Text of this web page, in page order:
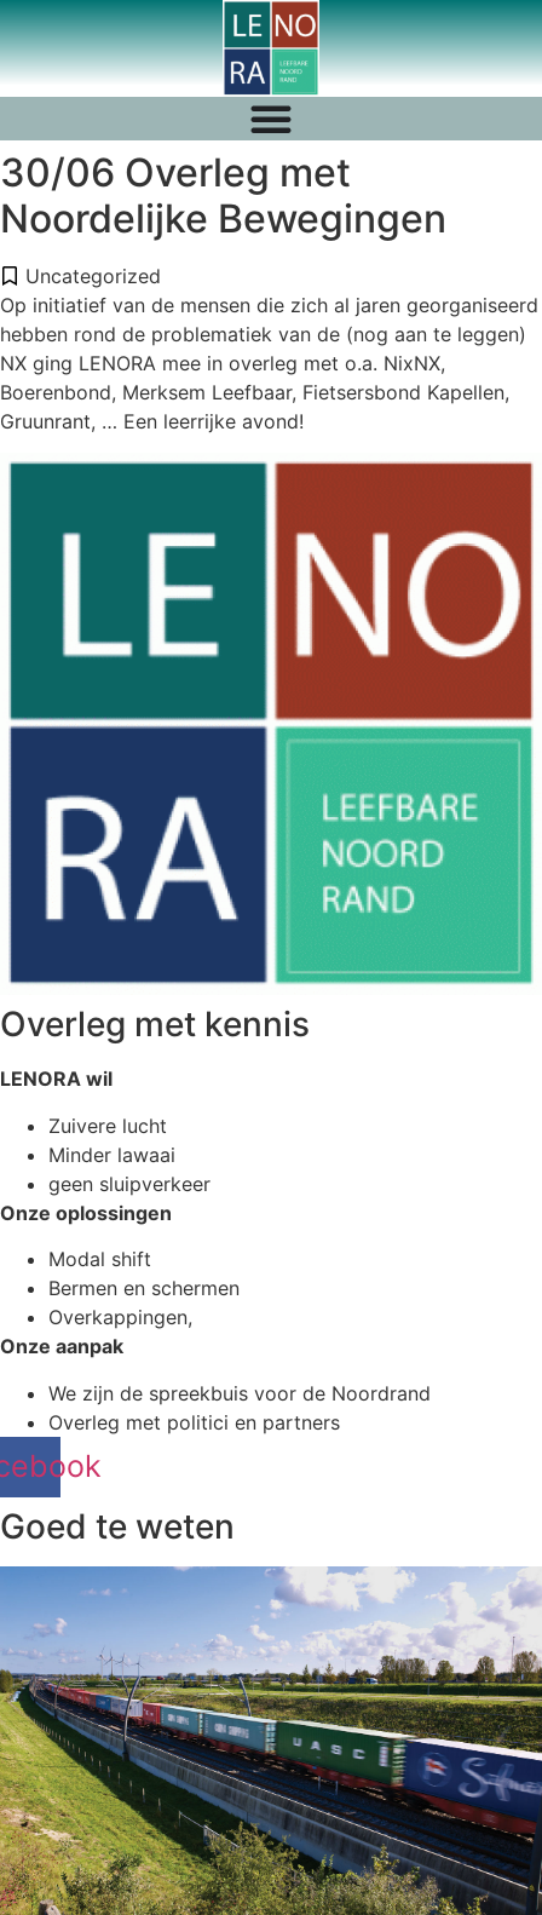
30/06 Overleg met
Noordelijke Bewegingen
Uncategorized
Op initiatief van de mensen die zich al jaren georganiseerd
hebben rond de problematiek van de (nog aan te leggen)
NX ging LENORA mee in overleg met o.a. NixNX,
Boerenbond, Merksem Leefbaar, Fietsersbond Kapellen,
Gruunrant, … Een leerrijke avond!
Overleg met kennis
LENORA wil
Zuivere lucht
Minder lawaai
geen sluipverkeer
Onze oplossingen
Modal shift
Bermen en schermen
Overkappingen,
Onze aanpak
We zijn de spreekbuis voor de Noordrand
Overleg met politici en partners
Goed te weten